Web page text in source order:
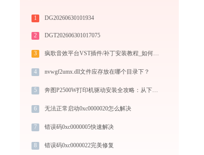
1 DG20260630101934
2 DGT202606301017075
3 疯歌音效平台VST插件/补丁安装教程_如何加载插件效果包
4 nvwgf2umx.dll文件应存放在哪个目录下？
5 奔图P2500W打印机驱动安装全攻略：从下载到安装完全教程
6 无法正常启动0xc0000020怎么解决
7 错误码0xc0000005快速解决
8 错误码0xc0000022完美修复